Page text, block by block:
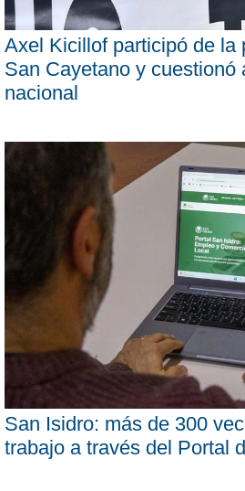
Axel Kicillof participó de la
San Cayetano y cuestionó
nacional
San Isidro: más de 300
trabajo a través del Portal